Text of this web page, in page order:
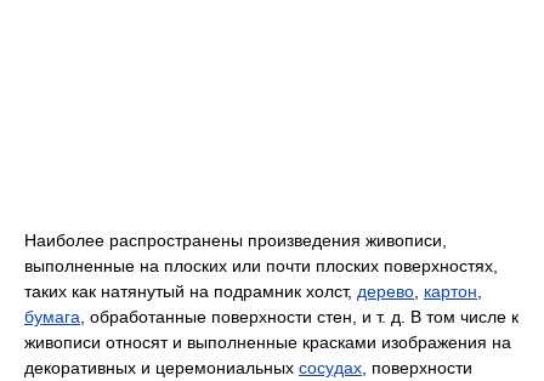
Наиболее распространены произведения живописи,
выполненные на плоских или почти плоских поверхностях,
таких как натянутый на подрамник холст, дерево, картон,
бумага, обработанные поверхности стен, и т. д. В том числе к
живописи относят и выполненные красками изображения на
декоративных и церемониальных сосудах, поверхности